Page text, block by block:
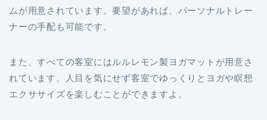
ムが用意されています。要望があれば、パーソナルトレー
ナーの手配も可能です。
また、すべての客室にはルルレモン製ヨガマットが用意さ
れています。人目を気にせず客室でゆっくりとヨガや瞑想
エクササイズを楽しむことができますよ。